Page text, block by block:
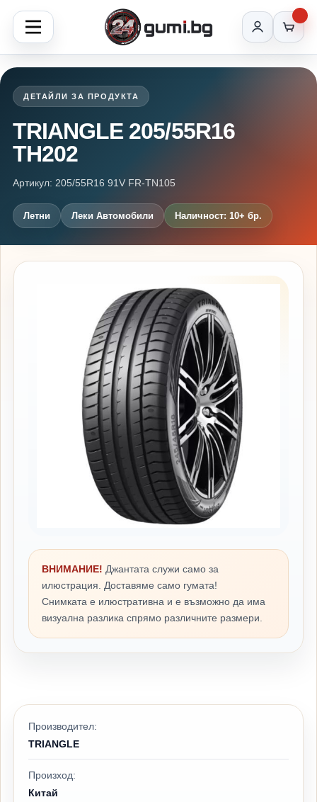
ДЕТАЙЛИ ЗА ПРОДУКТА
TRIANGLE 205/55R16
TH202
Артикул: 205/55R16 91V FR-TN105
Летни Леки Автомобили Наличност: 10+ бр.
ВНИМАНИЕ! Джантата служи само за
илюстрация. Доставяме само гумата!
Снимката е илюстративна и е възможно да има
визуална разлика спрямо различните размери.
Производител:
TRIANGLE
Произход:
Китай